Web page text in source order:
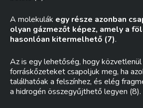
A molekulák egy része azonban
olyan gázmezőt képez, amely a
hasonlóan kitermelhető (7).
Az is egy lehetőség, hogy közvetlenül
forráskőzeteket csapoljuk meg, ha
találhatóak a felszínhez, és elég
a hidrogén összegyűjthető legyen (8).